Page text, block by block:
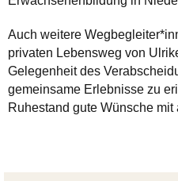
Auch weitere
privaten Lebensweg von
Gelegenheit des
gemeinsame Erlebnisse zu
Ruhestand gute Wünsche